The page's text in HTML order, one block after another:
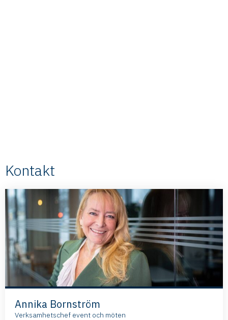
Kontakt
Annika Bornström
Verksamhetschef event och möten